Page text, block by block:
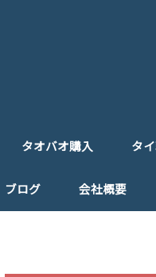
ーム
タオバオ購入
タオバオ購入代行
タオバオ購入フォーム
タ
ブログ 会社概要